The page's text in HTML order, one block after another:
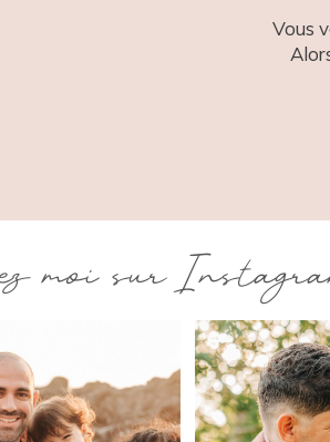
Vous
moi sur